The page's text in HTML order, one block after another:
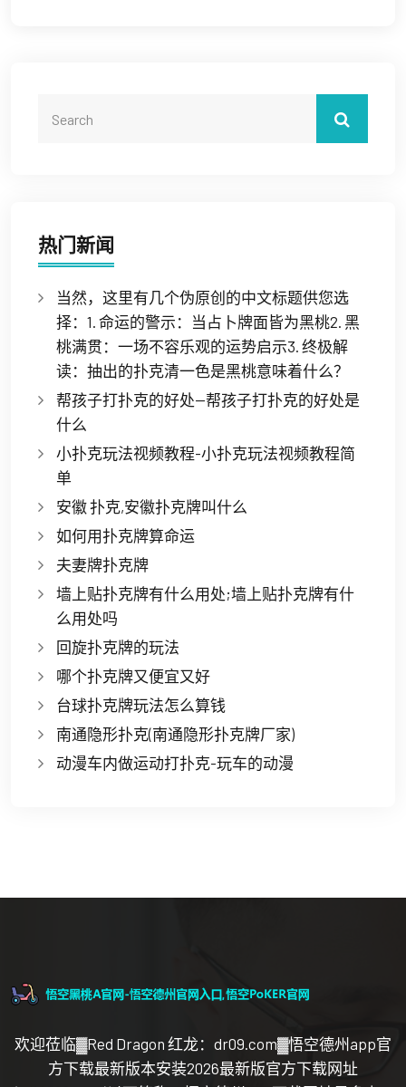
热门新闻
当然，这里有几个伪原创的中文标题供您选
择：1. 命运的警示：当占卜牌面皆为黑桃2. 黑
桃满贯：一场不容乐观的运势启示3. 终极解
读：抽出的扑克清一色是黑桃意味着什么？
帮孩子打扑克的好处—帮孩子打扑克的好处是
什么
小扑克玩法视频教程-小扑克玩法视频教程简
单
安徽 扑克,安徽扑克牌叫什么
如何用扑克牌算命运
夫妻牌扑克牌
墙上贴扑克牌有什么用处;墙上贴扑克牌有什
么用处吗
回旋扑克牌的玩法
哪个扑克牌又便宜又好
台球扑克牌玩法怎么算钱
南通隐形扑克(南通隐形扑克牌厂家)
动漫车内做运动打扑克-玩车的动漫
欢迎莅临▓Red Dragon 红龙：dr09.com▓悟空德州app官
方下载最新版本安装2026最新版官方下载网址